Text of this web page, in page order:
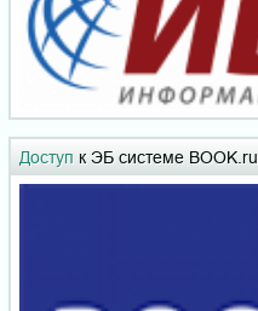
Доступ к ЭБ системе BOOK.ru